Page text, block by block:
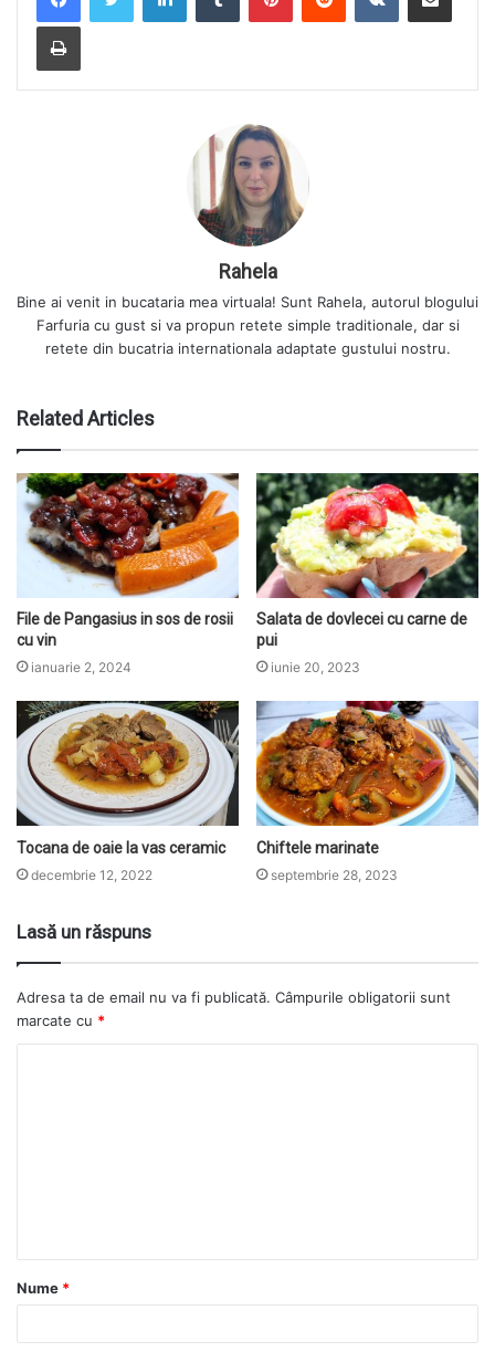
Rahela
Bine ai venit in bucataria mea virtuala! Sunt Rahela, autorul blogului
Farfuria cu gust si va propun retete simple traditionale, dar si
retete din bucatria internationala adaptate gustului nostru.
Related Articles
File de Pangasius in sos de rosii
cu vin
ianuarie 2, 2024
Salata de dovlecei cu carne de
pui
iunie 20, 2023
Tocana de oaie la vas ceramic
decembrie 12, 2022
Chiftele marinate
septembrie 28, 2023
Lasă un răspuns
Adresa ta de email nu va fi publicată. Câmpurile obligatorii sunt
marcate cu *
Nume *